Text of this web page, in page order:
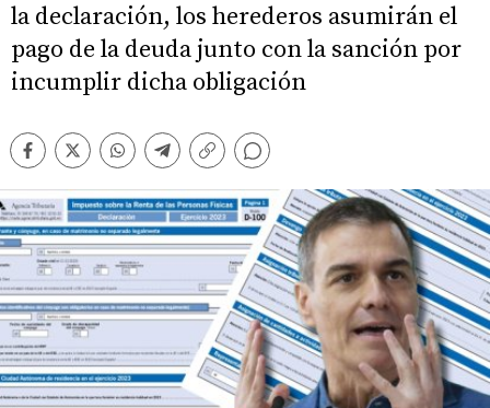
la declaración, los herederos asumirán el
pago de la deuda junto con la sanción por
incumplir dicha obligación
Facebook
TwitterWhatsappTelegram
Copiar
Comentarios